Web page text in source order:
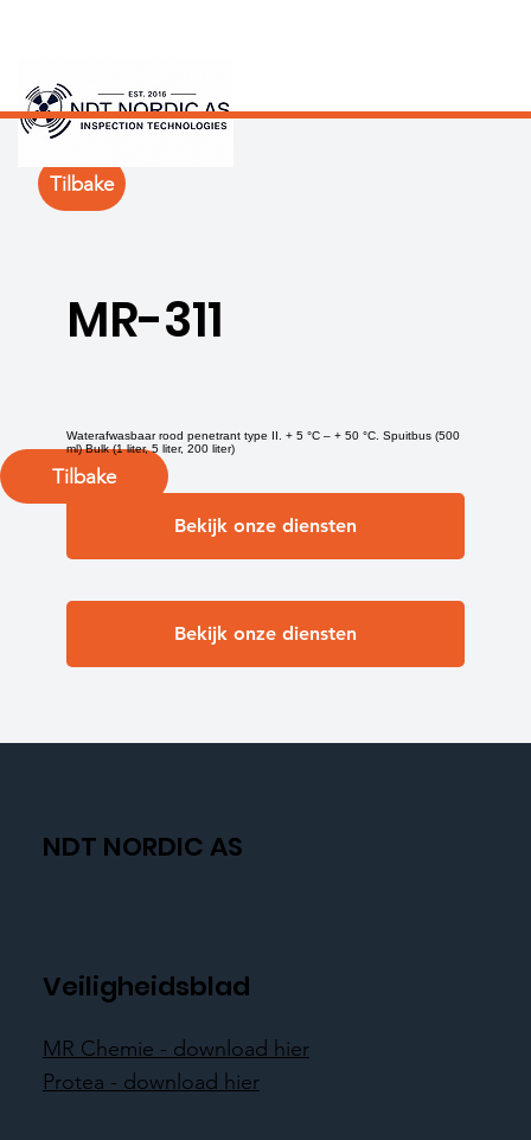
Tilbake
MR-311
Waterafwasbaar rood penetrant type II. + 5 °C – + 50 °C. Spuitbus (500
ml) Bulk (1 liter, 5 liter, 200 liter)
Bekijk onze diensten
Bekijk onze diensten
Tilbake
NDT NORDIC AS
Veiligheidsblad
MR Chemie - download hier
Protea - download hier